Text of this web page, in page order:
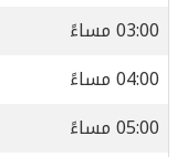
03:00 مساءً
04:00 مساءً
05:00 مساءً